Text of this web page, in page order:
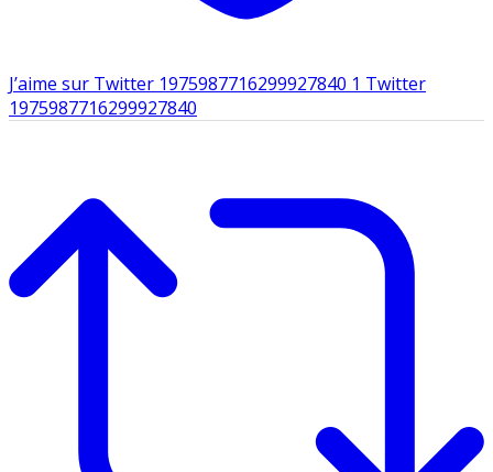
J’aime sur Twitter 1975987716299927840 1 Twitter
1975987716299927840